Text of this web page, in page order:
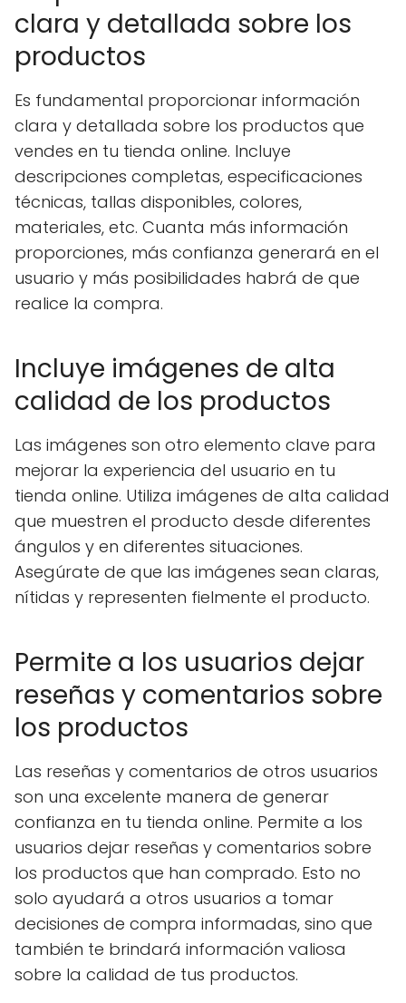
clara y detallada sobre los
productos
Es fundamental proporcionar información
clara y detallada sobre los productos que
vendes en tu tienda online. Incluye
descripciones completas, especificaciones
técnicas, tallas disponibles, colores,
materiales, etc. Cuanta más información
proporciones, más confianza generará en el
usuario y más posibilidades habrá de que
realice la compra.
Incluye imágenes de alta
calidad de los productos
Las imágenes son otro elemento clave para
mejorar la experiencia del usuario en tu
tienda online. Utiliza imágenes de alta calidad
que muestren el producto desde diferentes
ángulos y en diferentes situaciones.
Asegúrate de que las imágenes sean claras,
nítidas y representen fielmente el producto.
Permite a los usuarios dejar
reseñas y comentarios sobre
los productos
Las reseñas y comentarios de otros usuarios
son una excelente manera de generar
confianza en tu tienda online. Permite a los
usuarios dejar reseñas y comentarios sobre
los productos que han comprado. Esto no
solo ayudará a otros usuarios a tomar
decisiones de compra informadas, sino que
también te brindará información valiosa
sobre la calidad de tus productos.